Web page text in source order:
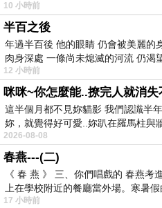
那本篇【Targus
EcoSmart™ 翻轉滑鼠
品包裝開始含其特色與
10 小時前
半百之後
年過半百後 他的眼睛 仍會被美麗的
肉身深處 一條尚未熄滅的河流 仍渴
12 小時前
咪咪~你怎麼能..撩完人就消失
這半個月都不見妳貓影 我們認識半
妳，就覺得好可愛..妳趴在羅馬柱與
2026-08-08
春燕---(二)
《 春 燕 》 三、你們唱戲的 春燕
上在學校附近的餐廳當外場。寒暑
17 小時前